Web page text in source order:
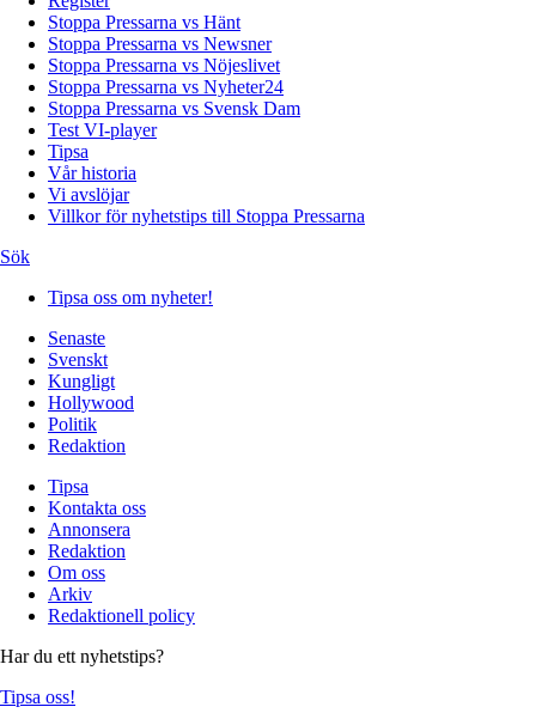
Stoppa Pressarna vs Hänt
Stoppa Pressarna vs Newsner
Stoppa Pressarna vs Nöjeslivet
Stoppa Pressarna vs Nyheter24
Stoppa Pressarna vs Svensk Dam
Test VI-player
Tipsa
Vår historia
Vi avslöjar
Villkor för nyhetstips till Stoppa Pressarna
Sök
Tipsa oss om nyheter!
Senaste
Svenskt
Kungligt
Hollywood
Politik
Redaktion
Tipsa
Kontakta oss
Annonsera
Redaktion
Om oss
Arkiv
Redaktionell policy
Har du ett nyhetstips?
Tipsa oss!